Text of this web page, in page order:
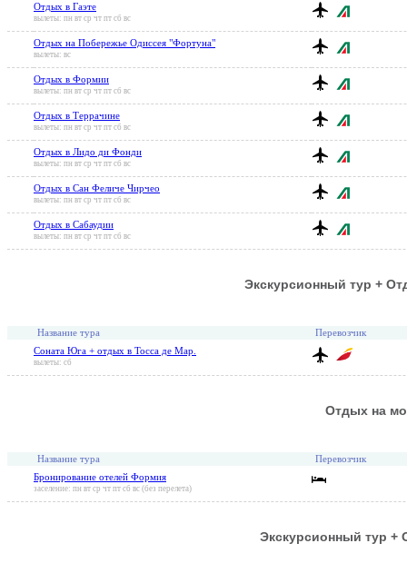
Отдых в Гаэте
вылеты: пн вт ср чт пт сб вс
Отдых на Побережье Одиссея "Фортуна"
вылеты: вс
Отдых в Формии
вылеты: пн вт ср чт пт сб вс
Отдых в Террачине
вылеты: пн вт ср чт пт сб вс
Отдых в Лидо ди Фонди
вылеты: пн вт ср чт пт сб вс
Отдых в Сан Феличе Чирчео
вылеты: пн вт ср чт пт сб вс
Отдых в Сабаудии
вылеты: пн вт ср чт пт сб вс
Экскурсионный тур +
Название тура Перевозчик
Соната Юга + отдых в Тосса де Мар.
вылеты: сб
Отдых на
Название тура Перевозчик
Бронирование отелей Формия
заселение: пн вт ср чт пт сб вс (без перелета)
Экскурсионный тур +